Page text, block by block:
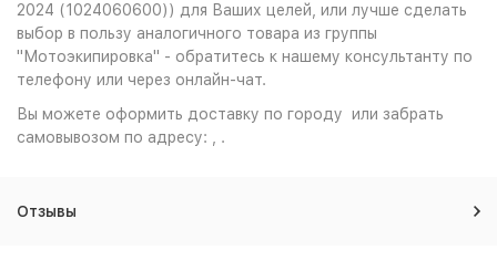
2024 (1024060600)) для Ваших целей, или лучше сделать
выбор в пользу аналогичного товара из группы
"Мотоэкипировка" - обратитесь к нашему консультанту по
телефону или через онлайн-чат.
Вы можете оформить доставку по городу или забрать
самовывозом по адресу: , .
Отзывы